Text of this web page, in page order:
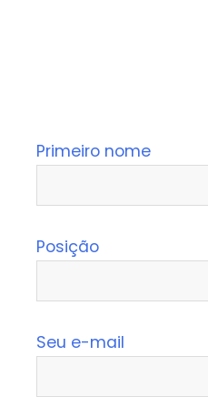
Primeiro nome
Posição
Seu e-mail